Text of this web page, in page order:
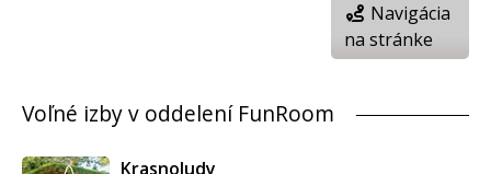
Navigácia
na stránke
Voľné izby v oddelení FunRoom
Krasnoludy